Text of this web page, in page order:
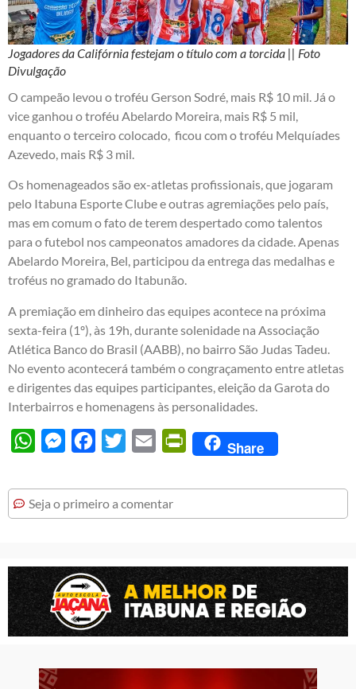
Jogadores da Califórnia festejam o título com a torcida || Foto
Divulgação
O campeão levou o troféu Gerson Sodré, mais R$ 10 mil. Já o
vice ganhou o troféu Abelardo Moreira, mais R$ 5 mil,
enquanto o terceiro colocado, ficou com o troféu Melquíades
Azevedo, mais R$ 3 mil.
Os homenageados são ex-atletas profissionais, que jogaram
pelo Itabuna Esporte Clube e outras agremiações pelo país,
mas em comum o fato de terem despertado como talentos
para o futebol nos campeonatos amadores da cidade. Apenas
Abelardo Moreira, Bel, participou da entrega das medalhas e
troféus no gramado do Itabunão.
A premiação em dinheiro das equipes acontece na próxima
sexta-feira (1º), às 19h, durante solenidade na Associação
Atlética Banco do Brasil (AABB), no bairro São Judas Tadeu.
No evento acontecerá também o congraçamento entre atletas
e dirigentes das equipes participantes, eleição da Garota do
Interbairros e homenagens às personalidades.
WhatsAppMessengerFacebook
Twitter Email PrintFriendly
Share
Seja o primeiro a comentar